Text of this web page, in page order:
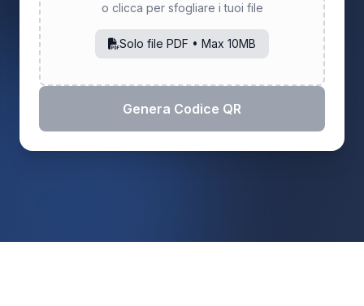
o clicca per sfogliare i tuoi file
Solo file PDF • Max 10MB
Genera Codice QR